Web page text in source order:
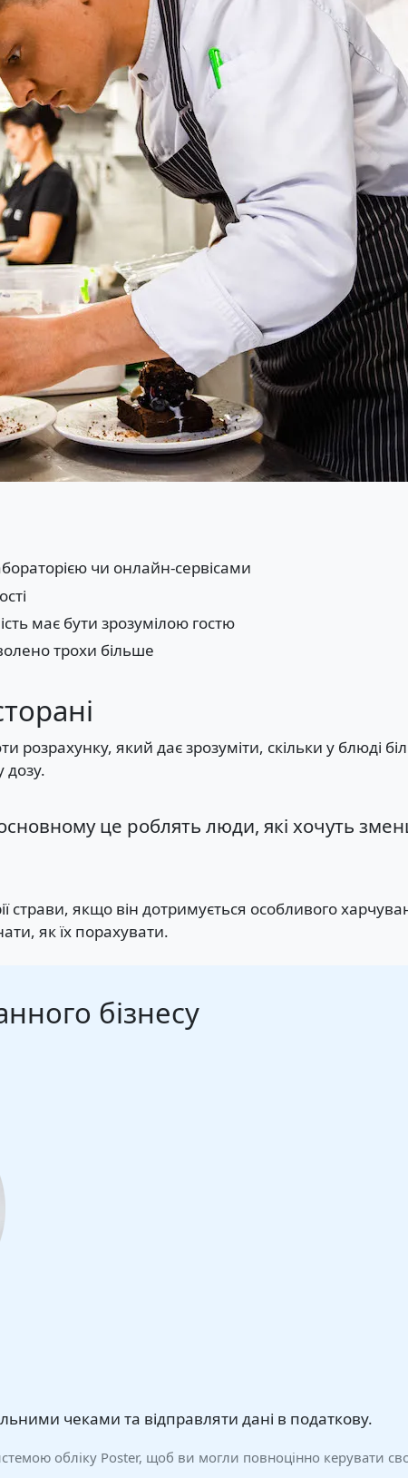
чи онлайн-сервісами
має бути зрозумілою гостю
трохи більше
який дає зрозуміти, скільки у блюді
дозу.
основному це роблять люди, які хочуть
страви, якщо він дотримується особливого
як їх порахувати.
бізнесу
чеками та відправляти дані в податкову.
обліку Poster, щоб ви могли повноцінно керувати